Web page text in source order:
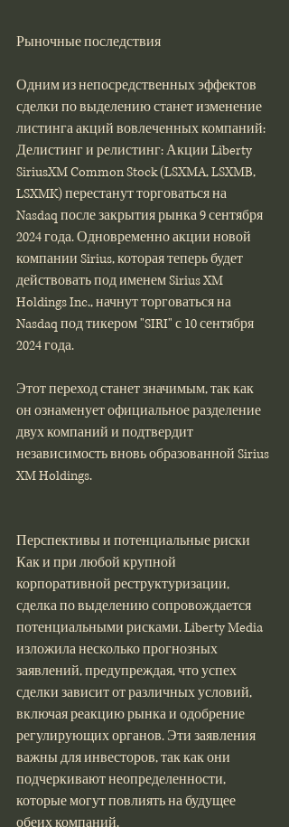
Рыночные последствия
Одним из непосредственных эффектов
сделки по выделению станет изменение
листинга акций вовлеченных компаний:
Делистинг и релистинг: Акции Liberty
SiriusXM Common Stock (LSXMA, LSXMB,
LSXMK) перестанут торговаться на
Nasdaq после закрытия рынка 9 сентября
2024 года. Одновременно акции новой
компании Sirius, которая теперь будет
действовать под именем Sirius XM
Holdings Inc., начнут торговаться на
Nasdaq под тикером "SIRI" с 10 сентября
2024 года​​.
Этот переход станет значимым, так как
он ознаменует официальное разделение
двух компаний и подтвердит
независимость вновь образованной Sirius
XM Holdings.
Перспективы и потенциальные риски
Как и при любой крупной
корпоративной реструктуризации,
сделка по выделению сопровождается
потенциальными рисками. Liberty Media
изложила несколько прогнозных
заявлений, предупреждая, что успех
сделки зависит от различных условий,
включая реакцию рынка и одобрение
регулирующих органов. Эти заявления
важны для инвесторов, так как они
подчеркивают неопределенности,
которые могут повлиять на будущее
обеих компаний​​.